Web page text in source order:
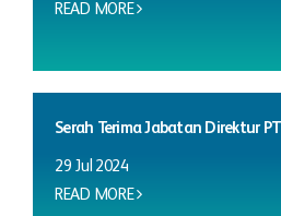
READ MORE
Serah Terima Jabatan Direktur
29 Jul 2024
READ MORE